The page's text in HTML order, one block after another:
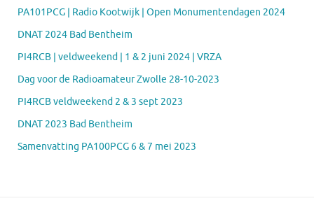
PA101PCG | Radio Kootwijk | Open Monumentendagen 2024
DNAT 2024 Bad Bentheim
PI4RCB | veldweekend | 1 & 2 juni 2024 | VRZA
Dag voor de Radioamateur Zwolle 28-10-2023
PI4RCB veldweekend 2 & 3 sept 2023
DNAT 2023 Bad Bentheim
Samenvatting PA100PCG 6 & 7 mei 2023